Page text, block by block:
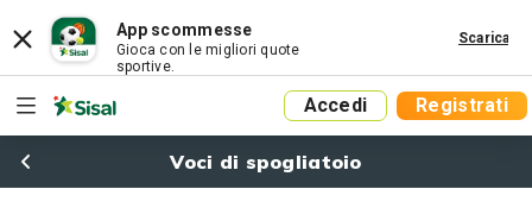
App scommesse
Gioca con le migliori quote
sportive.
Scarica
Accedi Registrati
Voci di spogliatoio